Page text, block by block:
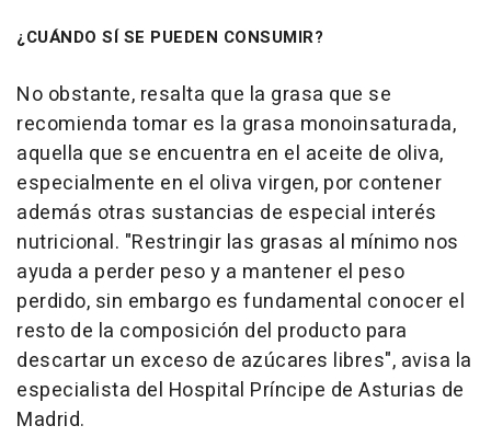
¿CUÁNDO SÍ SE PUEDEN CONSUMIR?
No obstante, resalta que la grasa que se
recomienda tomar es la grasa monoinsaturada,
aquella que se encuentra en el aceite de oliva,
especialmente en el oliva virgen, por contener
además otras sustancias de especial interés
nutricional. "Restringir las grasas al mínimo nos
ayuda a perder peso y a mantener el peso
perdido, sin embargo es fundamental conocer el
resto de la composición del producto para
descartar un exceso de azúcares libres", avisa la
especialista del Hospital Príncipe de Asturias de
Madrid.